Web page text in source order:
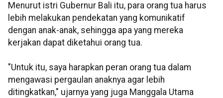
Menurut istri Gubernur Bali itu, para orang tua harus
lebih melakukan pendekatan yang komunikatif
dengan anak-anak, sehingga apa yang mereka
kerjakan dapat diketahui orang tua.
"Untuk itu, saya harapkan peran orang tua dalam
mengawasi pergaulan anaknya agar lebih
ditingkatkan," ujarnya yang juga Manggala Utama